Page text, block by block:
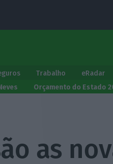
Trabalho eRadar
Orçamento do Estado
as